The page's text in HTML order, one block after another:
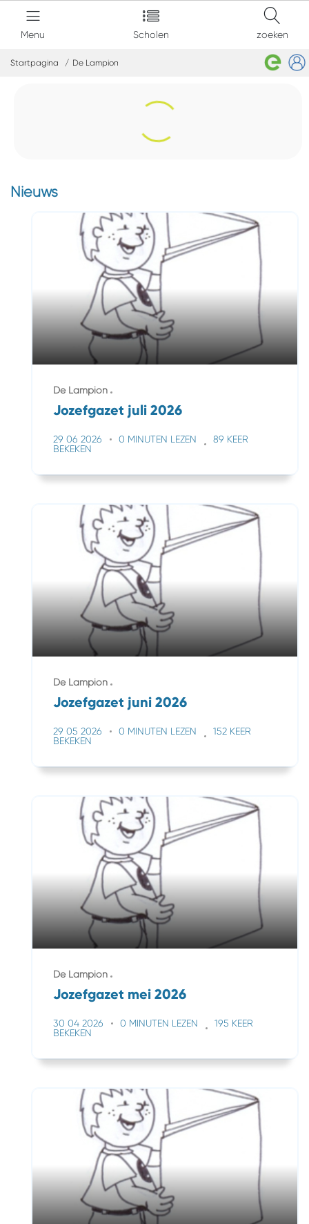
Menu Scholen zoeken
Startpagina De Lampion
Nieuws
De Lampion
Jozefgazet juli 2026
29 06 2026 0 MINUTEN LEZEN
89 KEER
BEKEKEN
De Lampion
Jozefgazet juni 2026
29 05 2026 0 MINUTEN LEZEN
152 KEER
BEKEKEN
De Lampion
Jozefgazet mei 2026
30 04 2026 0 MINUTEN LEZEN
195 KEER
BEKEKEN